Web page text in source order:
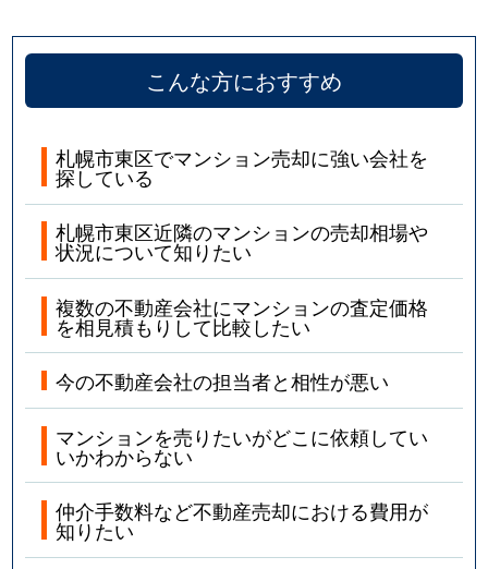
こんな方におすすめ
札幌市東区でマンション売却に強い会社を
探している
札幌市東区近隣のマンションの売却相場や
状況について知りたい
複数の不動産会社にマンションの査定価格
を相見積もりして比較したい
今の不動産会社の担当者と相性が悪い
マンションを売りたいがどこに依頼してい
いかわからない
仲介手数料など不動産売却における費用が
知りたい